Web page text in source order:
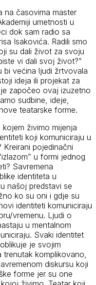
na časovima master
umetnosti u
dok sam radio sa
Isakovića. Radili smo
su dali život za svoju
vi dali svoj život?”
bi većina ljudi žrtvovala
ideja ili projekat za
započeo ovaj izuzetno
sudbine, ideje,
teatarske forme.
živimo mijenja
koji komuniciraju u
Kreirani pojedinačni
u formi jednog
Savremena
identiteta u
našoj predstavi se
ko su oni i gdje su
identiteti komuniciraju
vremenu. Ljudi o
u mentalnom
Svaki identitet
je svojim
komplikovano,
diskursu koji
forme jer su one